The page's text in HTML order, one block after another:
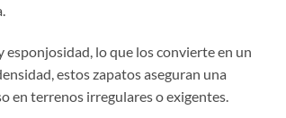
lo que los convierte en un
estos zapatos aseguran una
en terrenos irregulares o exigentes.